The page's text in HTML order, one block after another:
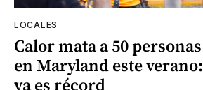
LOCALES
Calor mata a 50 personas
en Maryland este verano:
ya es récord